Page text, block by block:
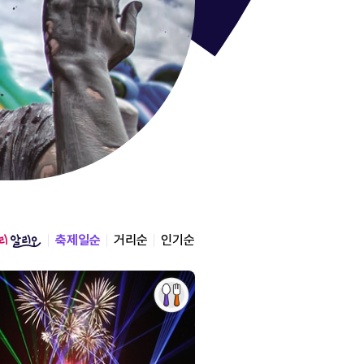
통영한
축제일순 거리순 인기순